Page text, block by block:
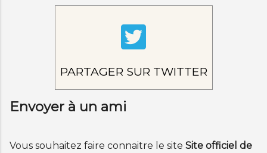
PARTAGER SUR TWITTER
Envoyer à un ami
Vous souhaitez faire connaitre le site Site officiel de